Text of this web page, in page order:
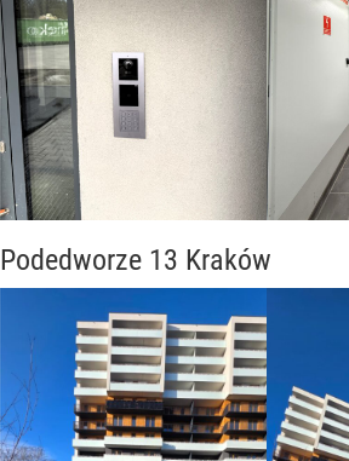
Podedworze 13 Kraków